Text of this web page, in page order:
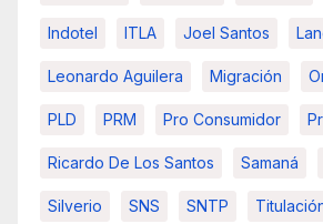
Indotel ITLA Joel Santos
Leonardo Aguilera Migración
PLD PRM Pro Consumidor
Ricardo De Los Santos Samaná
Silverio SNS SNTP